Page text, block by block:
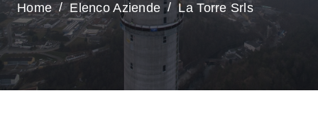
Home Elenco Aziende La Torre Srls